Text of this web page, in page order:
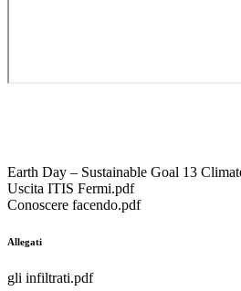
Earth Day – Sustainable Goal 13
Uscita ITIS Fermi.pdf
Conoscere facendo.pdf
Allegati
gli infiltrati.pdf